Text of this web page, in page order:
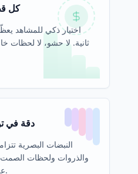
كل
اختيار ذكي للمشاهد
ثانية. لا حشو، لا
دقة في
النبضات البصرية
والذروات ولحظات الصمت.
على الموسيقى، لا العكس.